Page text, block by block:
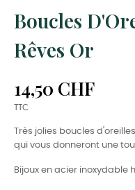
Boucles
Rêves Or
14,50 CHF
TTC
Très jolies boucles
qui vous donneront une
Bijoux en acier inoxydable